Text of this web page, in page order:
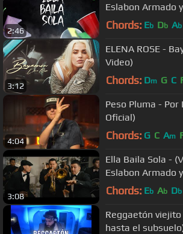
2:46
Eslabon Armado
Records 2023
Chords: Eb Db Ab
3:12
ELENA ROSE -
Video)
Chords: Dm G C
4:04
Peso Pluma - Por
Oficial)
Chords: G C Am
3:08
Ella Baila Sola -
Eslabon Armado
Records 2023
Chords: Eb Ab Db
Reggaetón viejito (para perrear
hasta el